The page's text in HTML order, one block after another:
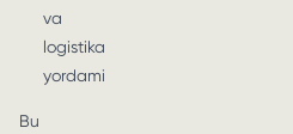
va
logistika
yordami
Bu